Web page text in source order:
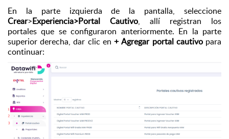
En la parte izquierda de la pantalla, seleccione
Crear>Experiencia>Portal Cautivo, allí registran los
portales que se configuraron anteriormente. En la parte
superior derecha, dar clic en+ Agregar portal cautivopara
continuar: